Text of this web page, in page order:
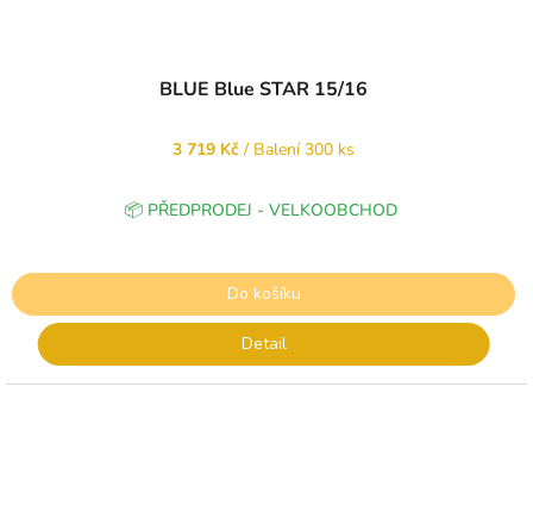
BLUE Blue STAR 15/16
3 719 Kč / Balení 300 ks
📦 PŘEDPRODEJ - VELKOOBCHOD
Do košíku
Detail